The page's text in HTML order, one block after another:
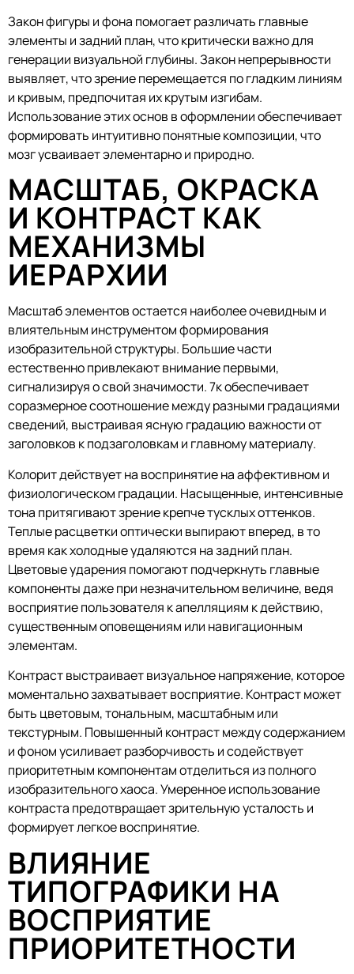
Закон фигуры и фона помогает различать главные
элементы и задний план, что критически важно для
генерации визуальной глубины. Закон непрерывности
выявляет, что зрение перемещается по гладким линиям
и кривым, предпочитая их крутым изгибам.
Использование этих основ в оформлении обеспечивает
формировать интуитивно понятные композиции, что
мозг усваивает элементарно и природно.
МАСШТАБ, ОКРАСКА
И КОНТРАСТ КАК
МЕХАНИЗМЫ
ИЕРАРХИИ
Масштаб элементов остается наиболее очевидным и
влиятельным инструментом формирования
изобразительной структуры. Большие части
естественно привлекают внимание первыми,
сигнализируя о свой значимости. 7к обеспечивает
соразмерное соотношение между разными градациями
сведений, выстраивая ясную градацию важности от
заголовков к подзаголовкам и главному материалу.
Колорит действует на воспринятие на аффективном и
физиологическом градации. Насыщенные, интенсивные
тона притягивают зрение крепче тусклых оттенков.
Теплые расцветки оптически выпирают вперед, в то
время как холодные удаляются на задний план.
Цветовые ударения помогают подчеркнуть главные
компоненты даже при незначительном величине, ведя
восприятие пользователя к апелляциям к действию,
существенным оповещениям или навигационным
элементам.
Контраст выстраивает визуальное напряжение, которое
моментально захватывает восприятие. Контраст может
быть цветовым, тональным, масштабным или
текстурным. Повышенный контраст между содержанием
и фоном усиливает разборчивость и содействует
приоритетным компонентам отделиться из полного
изобразительного хаоса. Умеренное использование
контраста предотвращает зрительную усталость и
формирует легкое воспринятие.
ВЛИЯНИЕ
ТИПОГРАФИКИ НА
ВОСПРИЯТИЕ
ПРИОРИТЕТНОСТИ